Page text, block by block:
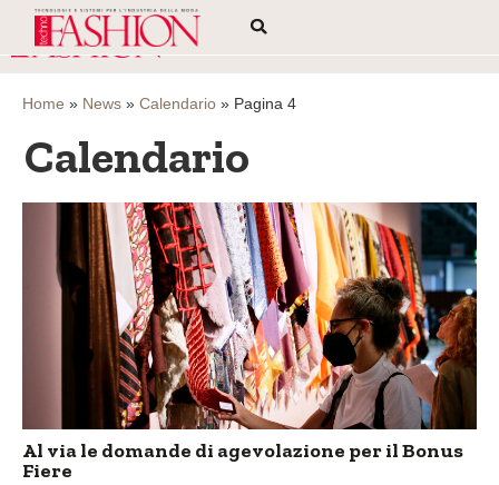
Home » News » Calendario » Pagina 4
Calendario
Al via le domande di agevolazione per il Bonus
Fiere